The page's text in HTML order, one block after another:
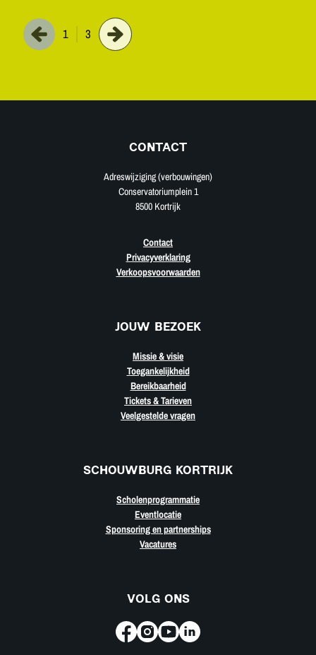
1 3
CONTACT
Adreswijziging (verbouwingen)
Conservatoriumplein 1
8500 Kortrijk
Contact
Privacyverklaring
Verkoopsvoorwaarden
JOUW BEZOEK
Missie & visie
Toegankelijkheid
Bereikbaarheid
Tickets & Tarieven
Veelgestelde vragen
SCHOUWBURG KORTRIJK
Scholenprogrammatie
Eventlocatie
Sponsoring en partnerships
Vacatures
VOLG ONS